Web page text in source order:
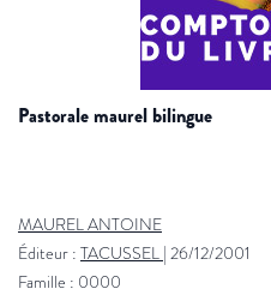
pastorale maurel bilingue
MAUREL ANTOINE
Éditeur : TACUSSEL | 26/12/2001
Famille : 0000